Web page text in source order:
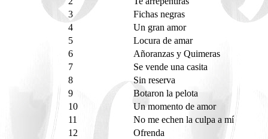
3
Fichas negras
4
Un gran amor
5
Locura de amar
6
Añoranzas y Quimeras
7
Se vende una casita
8
Sin reserva
9
Botaron la pelota
10
Un momento de amor
11
No me echen la culpa a mí
12
Ofrenda